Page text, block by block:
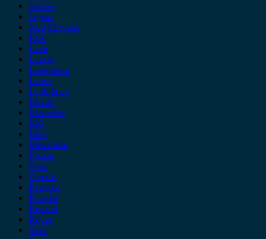
Jaecoo
Jaguar
Jeep Chrysler
KIA
Lada
Lancia
Leapmotor
Lexus
Lynk & co
Mazda
Mercedes
MG
Mini
Mitsubishi
Nissan
Opel
Omoda
Peugeot
Porsche
Renault
Rover
Saab